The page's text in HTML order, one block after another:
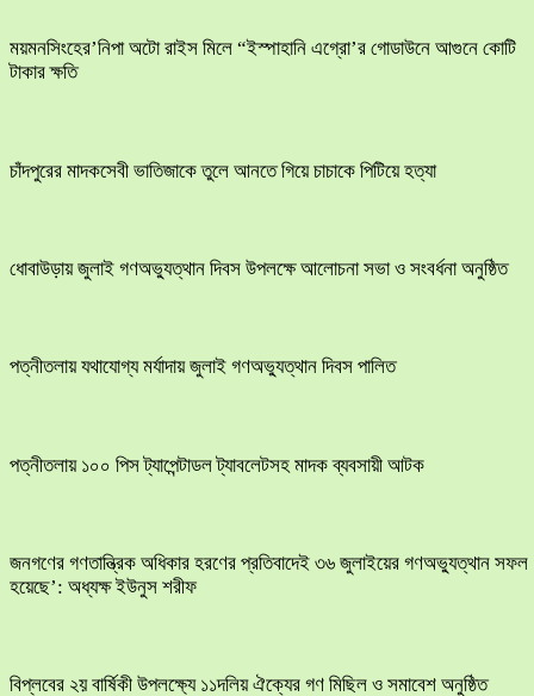
ময়মনসিংহের’নিপা অটো রাইস মিলে “ইস্পাহানি এগ্রো’র গোডাউনে আগুনে কোটি
টাকার ক্ষতি
চাঁদপুরের মাদকসেবী ভাতিজাকে তুলে আনতে গিয়ে চাচাকে পিটিয়ে হত্যা
ধোবাউড়ায় জুলাই গণঅভ্যুত্থান দিবস উপলক্ষে আলোচনা সভা ও সংবর্ধনা অনুষ্ঠিত
পত্নীতলায় যথাযোগ্য মর্যাদায় জুলাই গণঅভ্যুত্থান দিবস পালিত
পত্নীতলায় ১০০ পিস ট্যাপেন্টাডল ট্যাবলেটসহ মাদক ব্যবসায়ী আটক
জনগণের গণতান্ত্রিক অধিকার হরণের প্রতিবাদেই ৩৬ জুলাইয়ের গণঅভ্যুত্থান সফল
হয়েছে’: অধ্যক্ষ ইউনুস শরীফ
বিপ্লবের ২য় বার্ষিকী উপলক্ষ্যে ১১দলিয় ঐক্যের গণ মিছিল ও সমাবেশ অনুষ্ঠিত